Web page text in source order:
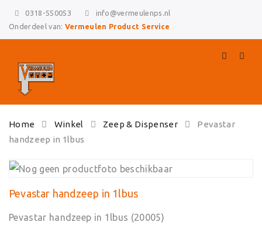
0318-550053
info@vermeulenps.nl
Onderdeel van: Vermeulen Product Service
to
content
Home Winkel Zeep & Dispenser
Pevastar
handzeep in 1lbus
Pevastar handzeep in 1lbus
Pevastar handzeep in 1lbus (20005)